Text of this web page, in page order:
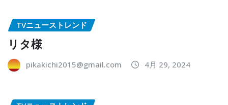
TVニューストレンド
リタ様
pikakichi2015@gmail.com 4月 29, 2024